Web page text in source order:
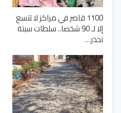
1100 قاصر في مراكز لا تتسع
إلا لـ 90 شخصا.. سلطات سبتة
تحذر…